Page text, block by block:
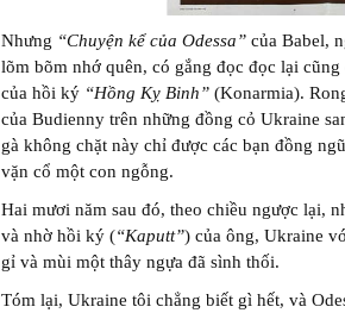
Nhưng “Chuyện kể của Odessa” của Babel,
lõm bõm nhớ quên, có gắng đọc đọc lại
của hồi ký “Hồng Kỵ Binh” (Konarmia).
của Budienny trên những đồng cỏ Ukraine
gà không chặt này chỉ được các bạn đồng
vặn cổ một con ngỗng.
Hai mươi năm sau đó, theo chiều ngược lại,
và nhờ hồi ký (“Kaputt”) của ông, Ukraine
gỉ và mùi một thây ngựa đã sình thối.
Tóm lại, Ukraine tôi chẳng biết gì hết, và